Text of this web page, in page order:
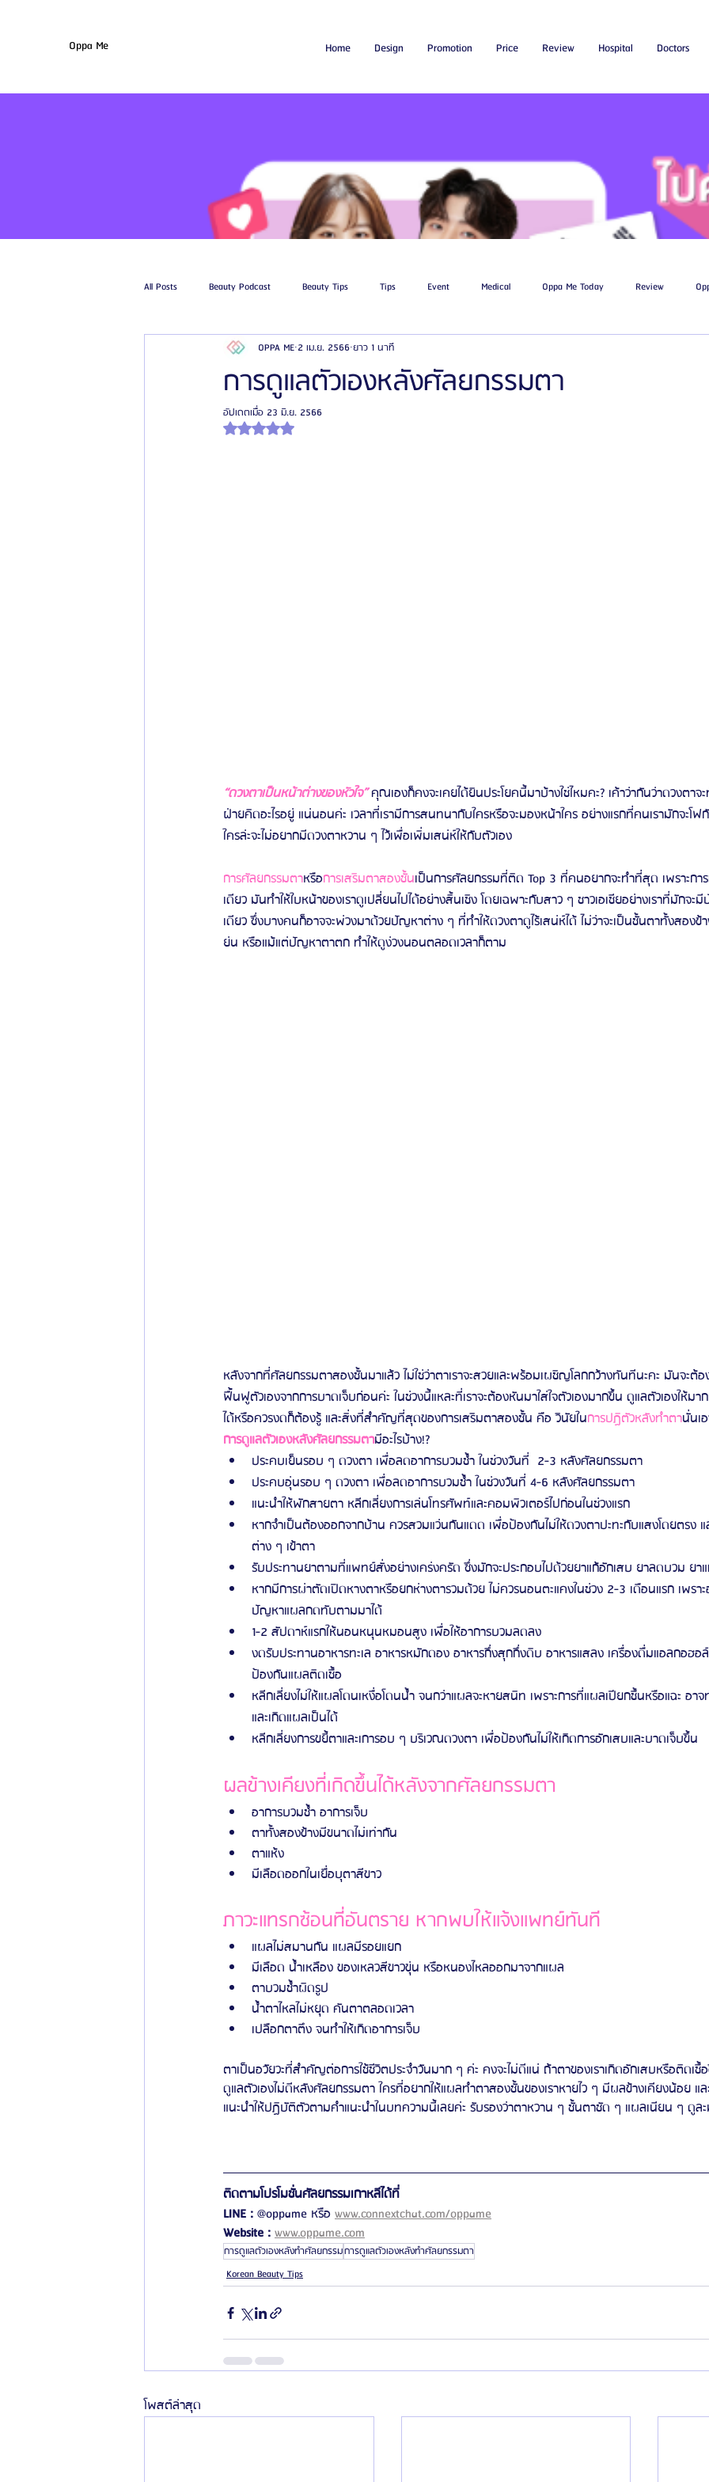
Home Design Promotion Price Review Hospital Doctors
Oppa Me
All Posts Beauty Podcast Beauty Tips Tips Event Medical Oppa Me Today Review
รีวิวศัลยกรรมฉีดไขมัน รีวิวศัลยกรรมดูดไขมัน
โรงพยาบาลศัลยกรรมเฟรช โรงพยาบาลศัลยกรรมจีเอ็นจี
การดูแลตัวเองหลังศัลยกรรมตา
OPPA ME 2 เม.ย. 2566ยาว 1 นาที
อัปเดตเมื่อ 23 มิ.ย. 2566
ได้รับ NaN เต็ม 5 ดาว
“ดวงตาเป็นหน้าต่างของหัวใจ” คุณเองก็คงจะเคยได้ยินประโยคนี้มาบ้างใช่ไหมคะ? เค้าว่ากันว่าดวงตาจะ
ฝ่ายคิดอะไรอยู่ แน่นอนค่ะ เวลาที่เรามีการสนทนากับใครหรือจะมองหน้าใคร อย่างแรกที่คนเรามักจะโ
ใครล่ะจะไม่อยากมีดวงตาหวาน ๆ ไว้เพื่อเพิ่มเสน่ห์ให้กับตัวเอง
การศัลยกรรมตาหรือการเสริมตาสองชั้นเป็นการศัลยกรรมที่ติด Top 3 ที่คนอยากจะทำที่สุด เพราะก
เดียว มันทำให้ใบหน้าของเราดูเปลี่ยนไปได้อย่างสิ้นเชิง โดยเฉพาะกับสาว ๆ ชาวเอเชียอย่างเราที่มักจะ
เดียว ซึ่งบางคนก็อาจจะพ่วงมาด้วยปัญหาต่าง ๆ ที่ทำให้ดวงตาดูไร้เสน่ห์ได้ ไม่ว่าจะเป็นชั้นตาทั้งสองข้
ย่น หรือแม้แต่ปัญหาตาตก ทำให้ดูง่วงนอนตลอดเวลาก็ตาม
หลังจากที่ศัลยกรรมตาสองชั้นมาแล้ว ไม่ใช่ว่าตาเราจะสวยและพร้อมเผชิญโลกกว้างทันทีนะคะ มันจะต้
ฟื้นฟูตัวเองจากการบาดเจ็บก่อนค่ะ ในช่วงนี้แหละที่เราจะต้องหันมาใส่ใจตัวเองมากขึ้น ดูแลตัวเองให้มา
ได้หรือควรงดก็ต้องรู้ และสิ่งที่สำคัญที่สุดของการเสริมตาสองชั้น คือ วินัยในการปฏิตัวหลังทำตานั่นเ
การดูแลตัวเองหลังศัลยกรรมตามีอะไรบ้าง!?
ประคบเย็นรอบ ๆ ดวงตา เพื่อลดอาการบวมช้ำ ในช่วงวันที่  2-3 หลังศัลยกรรมตา
ประคบอุ่นรอบ ๆ ดวงตา เพื่อลดอาการบวมช้ำ ในช่วงวันที่ 4-6 หลังศัลยกรรมตา
แนะนำให้พักสายตา หลีกเลี่ยงการเล่นโทรศัพท์และคอมพิวเตอร์ไปก่อนในช่วงแรก
หากจำเป็นต้องออกจากบ้าน ควรสวมแว่นกันแดด เพื่อป้องกันไม่ให้ดวงตาปะทะกับแสงโดยตรง
ต่าง ๆ เข้าตา
รับประทานยาตามที่แพทย์สั่งอย่างเคร่งครัด ซึ่งมักจะประกอบไปด้วยยาแก้อักเสบ ยาลดบวม ยา
หากมีการผ่าตัดเปิดหางตาหรือยกห่างตารวมด้วย ไม่ควรนอนตะแคงในช่วง 2-3 เดือนแรก เพราะ
ปัญหาแผลกดทับตามมาได้
1-2 สัปดาห์แรกให้นอนหนุนหมอนสูง เพื่อให้อาการบวมลดลง
งดรับประทานอาหารทะเล อาหารหมักดอง อาหารกึ่งสุกกึ่งดิบ อาหารแสลง เครื่องดื่มแอลกอฮ
ป้องกันแผลติดเชื้อ
หลีกเลี่ยงไม่ให้แผลโดนเหงื่อโดนน้ำ จนกว่าแผลจะหายสนิท เพราะการที่แผลเปียกชื้นหรือแฉะ อาจ
และเกิดแผลเป็นได้
หลีกเลี่ยงการขยี้ตาและเการอบ ๆ บริเวณดวงตา เพื่อป้องกันไม่ให้เกิดการอักเสบและบาดเจ็บขึ้น
ผลข้างเคียงที่เกิดขึ้นได้หลังจากศัลยกรรมตา
อาการบวมช้ำ อาการเจ็บ
ตาทั้งสองข้างมีขนาดไม่เท่ากัน
ตาแห้ง
มีเลือดออกในเยื่อบุตาสีขาว
ภาวะแทรกซ้อนที่อันตราย หากพบให้แจ้งแพทย์ทันที
แผลไม่สมานกัน แผลมีรอยแยก
มีเลือด น้ำเหลือง ของเหลวสีขาวขุ่น หรือหนองไหลออกมาจากแผล
ตาบวมช้ำผิดรูป
น้ำตาไหลไม่หยุด คันตาตลอดเวลา
เปลือกตาตึง จนทำให้เกิดอาการเจ็บ
ตาเป็นอวัยวะที่สำคัญต่อการใช้ชีวิตประจำวันมาก ๆ ค่ะ คงจะไม่ดีแน่ ถ้าตาของเราเกิดอักเสบหรือติดเชื้
ดูแลตัวเองไม่ดีหลังศัลยกรรมตา ใครที่อยากให้แผลทำตาสองชั้นของเราหายไว ๆ มีผลข้างเคียงน้อย แล
แนะนำให้ปฏิบัติตัวตามคำแนะนำในบทความนี้เลยค่ะ รับรองว่าตาหวาน ๆ ชั้นตาชัด ๆ แผลเนียน ๆ ดู
ติดตามโปรโมชั่นศัลยกรรมเกาหลีได้ที่
LINE : @oppame หรือ www.connextchat.com/oppame
Website :www.oppame.com
การดูแลตัวเองหลังทำศัลยกรรมการดูแลตัวเองหลังทำศัลยกรรมตา
Korean Beauty Tips
โพสต์ล่าสุด